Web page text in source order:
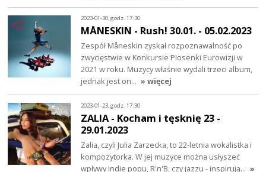
2023-01-30, godz. 17:30
MÅNESKIN - Rush! 30.01. - 05.02.2023
Zespół Måneskin zyskał rozpoznawalność po
zwycięstwie w Konkursie Piosenki Eurowizji w
2021 w roku. Muzycy właśnie wydali trzeci album,
jednak jest on… » więcej
2023-01-23, godz. 17:30
ZALIA - Kocham i tęsknię 23 -
29.01.2023
Zalia, czyli Julia Zarzecka, to 22-letnia wokalistka i
kompozytorka. W jej muzyce można usłyszeć
wpływy indie popu, R'n'B, czy jazzu - inspirują… »